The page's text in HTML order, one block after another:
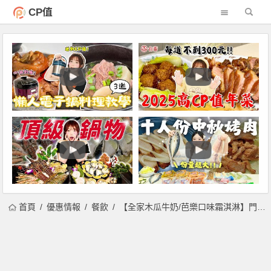
CP值
首頁 優惠情報 餐飲 【全家木瓜牛奶/芭樂口味霜淇淋】門市查詢/買一送一優惠，千千聯名！